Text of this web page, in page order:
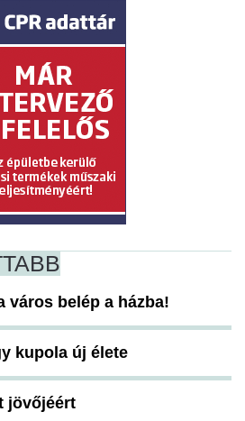
város belép a házba!
kupola új élete
jövőjéért